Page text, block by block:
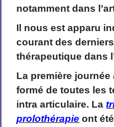
notamment dans
Il nous est apparu
courant des
thérapeutique dans
La première
formé de toutes les
intra articulaire. La
prolothérapie ont